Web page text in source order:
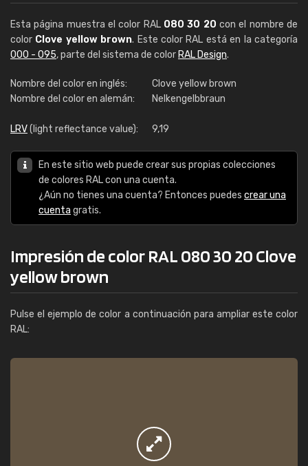
Esta página muestra el color RAL 080 30 20 con el nombre de
color Clove yellow brown. Este color RAL está en la categoría
000 - 095, parte del sistema de color RAL Design.
Nombre del color en inglés:
Clove yellow brown
Nombre del color en alemán:
Nelkengelbbraun
LRV(light reflectance value): 9,19
En este sitio web puede crear sus propias colecciones
de colores RAL con una cuenta.
¿Aún no tienes una cuenta? Entonces puedes crear una
cuenta gratis.
Impresión de color RAL 080 30 20 Clove
yellow brown
Pulse el ejemplo de color a continuación para ampliar este color
RAL: